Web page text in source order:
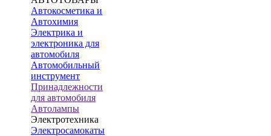
Автокосметика и
Автохимия
Электрика и
электроника для
автомобиля
Автомобильный
инструмент
Принадлежности
для автомобиля
Автолампы
Электротехника
Электросамокаты